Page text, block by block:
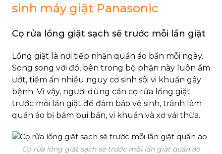
sinh máy giặt Panasonic
Cọ rửa lồng giặt sạch sẽ trước mỗi lần giặt
Lồng giặt là nơi tiếp nhận quần áo bẩn mỗi ngày.
Song song với đó, bên trong bộ phận này luôn ẩm
ướt, tiềm ẩn nhiều nguy cơ sinh sôi vi khuẩn gây
bệnh. Vì vậy, người dùng cần cọ rửa lồng giặt
trước mỗi lần giặt để đảm bảo vệ sinh, tránh làm
quần áo bị bám bụi bẩn, vi khuẩn và xơ vải thừa.
Cọ rửa lồng giặt sạch sẽ trước mỗi lần giặt quần áo